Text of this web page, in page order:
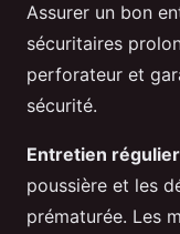
Assurer un bon
sécuritaires
perforateur et
sécurité.
Entretien régulier
poussière et les
prématurée. Les